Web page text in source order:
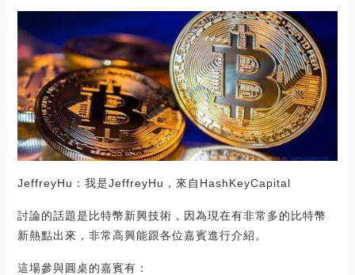
JeffreyHu：我是JeffreyHu，來自HashKeyCapital
討論的話題是比特幣新興技術，因為現在有非常多的比特幣
新熱點出來，非常高興能跟各位嘉賓進行介紹。
這場參與圓桌的嘉賓有：